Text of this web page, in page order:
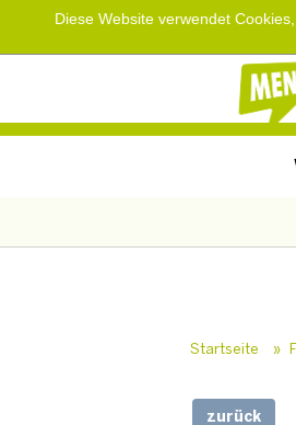
Diese Website verwendet
Startseite »
zurück